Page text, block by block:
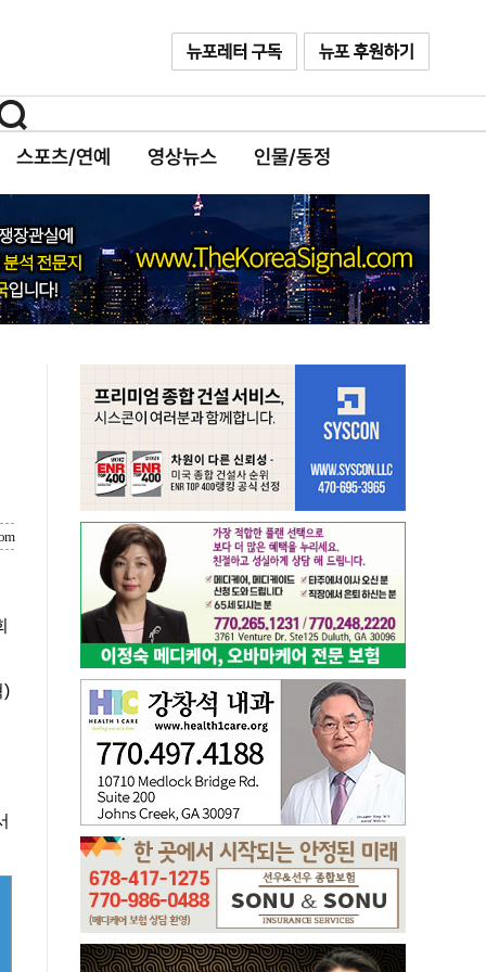
스포츠/연예 영상뉴스 인물/동정
)